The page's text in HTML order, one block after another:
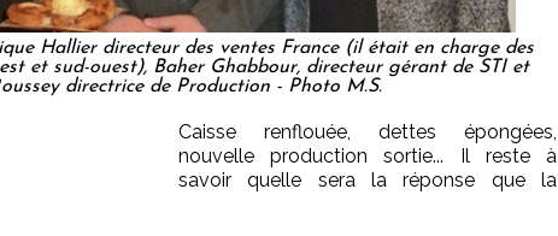
Hallier directeur des ventes France (il était en charge des
et sud-ouest), Baher Ghabbour, directeur gérant de STI et
directrice de Production - Photo M.S.
Caisse renflouée, dettes épongées,
nouvelle production sortie... Il reste à
savoir quelle sera la réponse que la